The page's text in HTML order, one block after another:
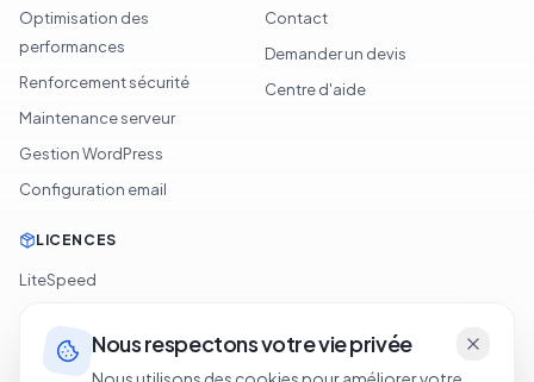
Optimisation des
performances
Renforcement sécurité
Maintenance serveur
Gestion WordPress
Configuration email
LICENCES
LiteSpeed
Softaculous
Contact
Demander un devis
Centre d'aide
Nous respectons votre vie privée